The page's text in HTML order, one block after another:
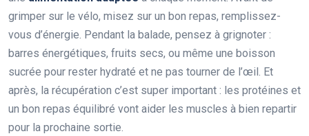
grimper sur le vélo, misez sur un bon repas, remplissez-
vous d’énergie. Pendant la balade, pensez à grignoter :
barres énergétiques, fruits secs, ou même une boisson
sucrée pour rester hydraté et ne pas tourner de l’œil. Et
après, la récupération c’est super important : les protéines et
un bon repas équilibré vont aider les muscles à bien repartir
pour la prochaine sortie.